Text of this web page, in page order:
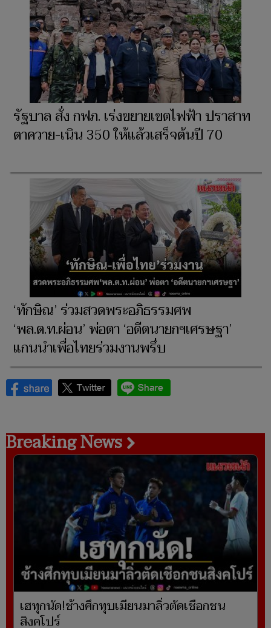
รัฐบาล สั่ง กฟภ. เร่งขยายเขตไฟฟ้า ปราสาท
ตาควาย-เนิน 350 ให้แล้วเสร็จต้นปี 70
‘ทักษิณ’ ร่วมสวดพระอภิธรรมศพ
‘พล.ต.ท.ผ่อน’ พ่อตา ‘อดีตนายกฯเศรษฐา’
แกนนำเพื่อไทยร่วมงานพรึ่บ
Breaking News
เฮทุกนัด!ช้างศึกทุบเมียนมาลิ่วตัดเชือกชน
สิงคโปร์